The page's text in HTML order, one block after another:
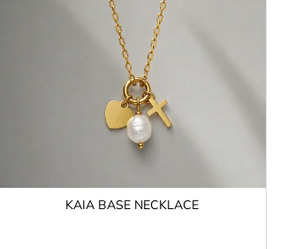
KAIA BASE NECKLACE